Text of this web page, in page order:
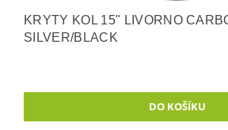
KRYTY KOL 15" LIVORNO
SILVER/BLACK